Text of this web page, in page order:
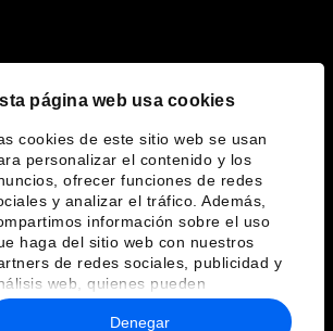
página web usa cookies
cookies de este sitio web se usan
personalizar el contenido y los
ofrecer funciones de redes
y analizar el tráfico. Además,
información sobre el uso
haga del sitio web con nuestros
de redes sociales, publicidad y
web, quienes pueden
con otra información que les
proporcionado o que hayan
Denegar